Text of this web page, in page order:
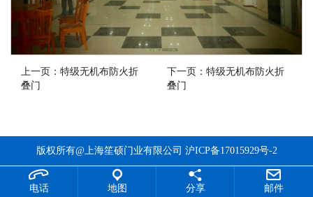
上一页： 特级无机布防火折
叠门
下一页： 特级无机布防火折
叠门
版权所有@上海笙硕门业有限公司 沪ICP备17015929号-2
电话 地图 分享 邮件